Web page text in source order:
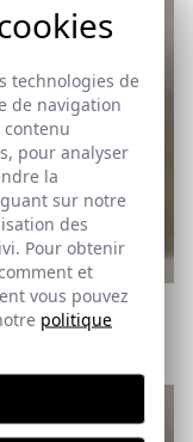
CHINO | CAMEL
€
technologies de
de navigation
pour analyser
la
sur notre
des
Pour obtenir
et
vous pouvez
politique